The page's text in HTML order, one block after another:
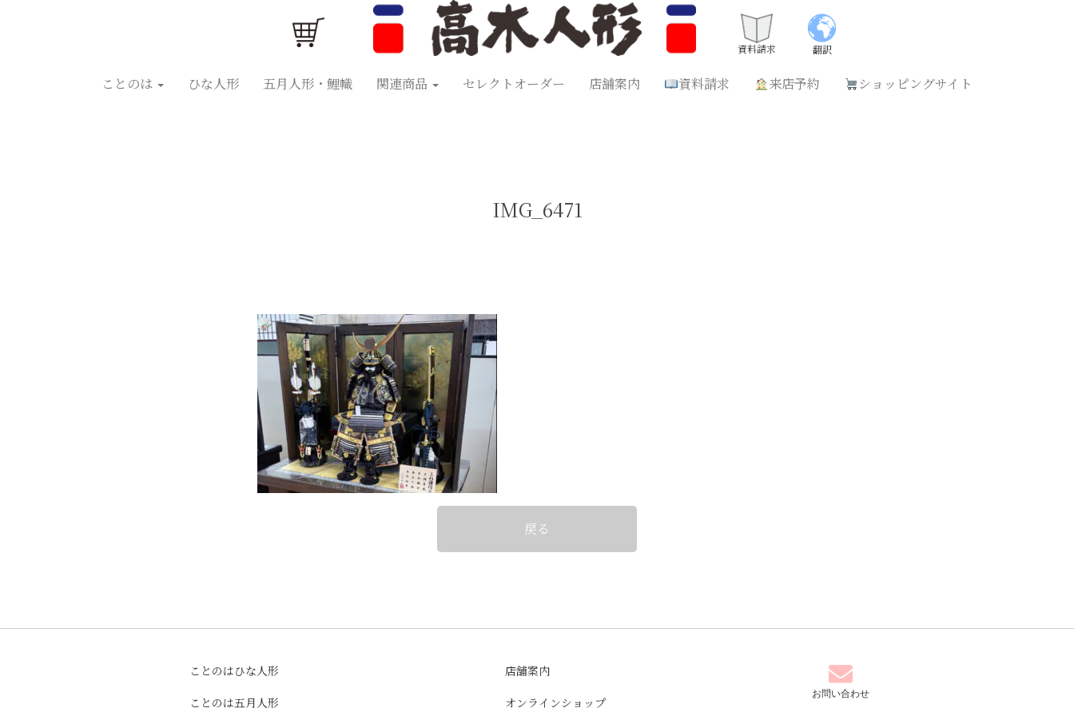
ことのは五月人形 お正月飾り お祝い品 セレクトオーダー 来店予約
資料請求 翻訳
ことのは ひな人形 五月人形・鯉幟 関連商品 セレクトオーダー 店舗案内 資料請求 来店予約 ショッピングサイト
IMG_6471
戻る
ことのはひな人形
ことのは五月人形
店舗案内
オンラインショップ
お問い合わせ